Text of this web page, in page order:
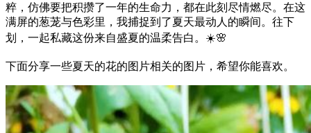
粹，仿佛要把积攒了一年的生命力，都在此刻尽情燃尽。在这
满屏的葱茏与色彩里，我捕捉到了夏天最动人的瞬间。往下
划，一起私藏这份来自盛夏的温柔告白。☀️🌸
下面分享一些夏天的花的图片相关的图片，希望你能喜欢。